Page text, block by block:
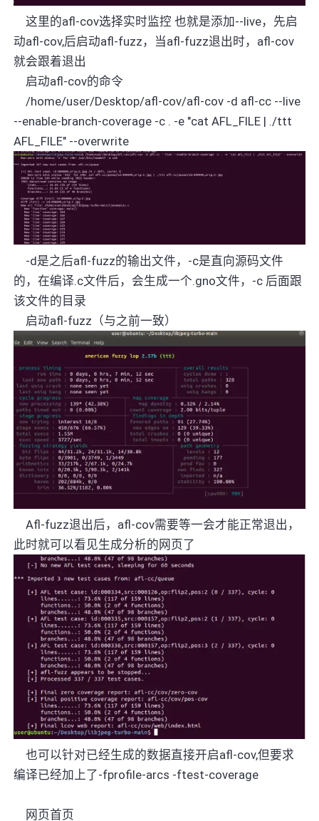
这里的afl-cov选择实时监控 也就是添加--live，先启
动afl-cov,后启动afl-fuzz ，当afl-fuzz退出时， afl-cov
就会跟着退出
启动afl-cov的命令
/home/user/Desktop/afl-cov/afl-cov -d afl-cc --live
--enable-branch-coverage -c . -e "cat AFL_FILE | ./ttt
AFL_FILE" --overwrite
-d是之后afl-fuzz的输出文件， -c是直向源码文件
的，在编译.c文件后，会生成一个.gno文件， -c 后面跟
该文件的目录
启动afl-fuzz （与之前一致）
Afl-fuzz退出后， afl-cov需要等一会才能正常退出，
此时就可以看见生成分析的网页了
也可以针对已经生成的数据直接开启afl-cov,但要求
编译已经加上了-fprofile-arcs -ftest-coverage
网页首页